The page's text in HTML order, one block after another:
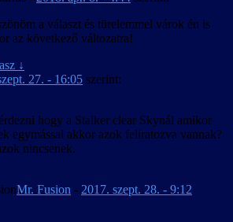
a választ és türelemmel várok én is
az következő változatra!
↓
27. - 16:05 szerint:
hogy a Stalker clear Skynál amikor
egymással akkor azok feliratozva vannak?
nincsenek.
Mr. Fusion - 2017. szept. 28. - 9:12